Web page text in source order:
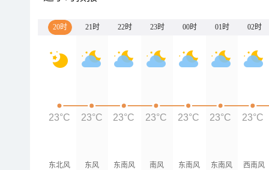
20时 21时 22时 23时 00时 01时 02时
东北风 东风 东南风 南风 东南风 东南风 西南风
23°C 23°C 23°C 23°C 23°C 23°C 23°C